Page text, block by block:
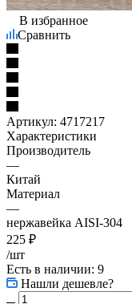
В избранное
Сравнить
Артикул: 4717217
Характеристики
Производитель
—
Китай
Материал
—
нержавейка AISI-304
225 ₽
/шт
Есть в наличии: 9
Нашли дешевле?